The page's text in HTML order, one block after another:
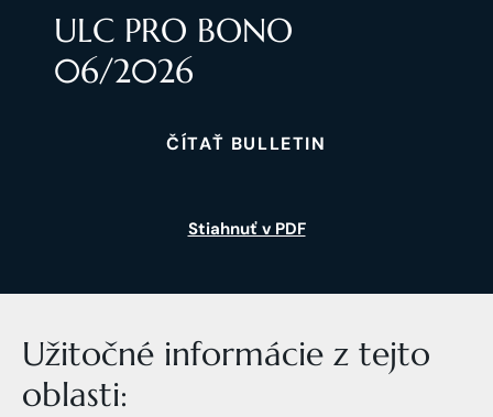
ULC PRO BONO
06/2026
ČÍTAŤ BULLETIN
Stiahnuť v PDF
Užitočné informácie z tejto
oblasti: